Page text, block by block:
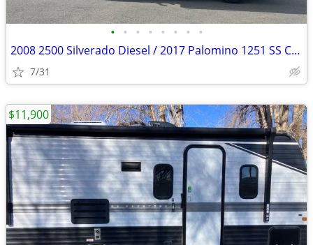
• • • • • • • •
2008 2500 Silverado Diesel / 2017 Palomino 1251 SS Camper
7/31
$11,900